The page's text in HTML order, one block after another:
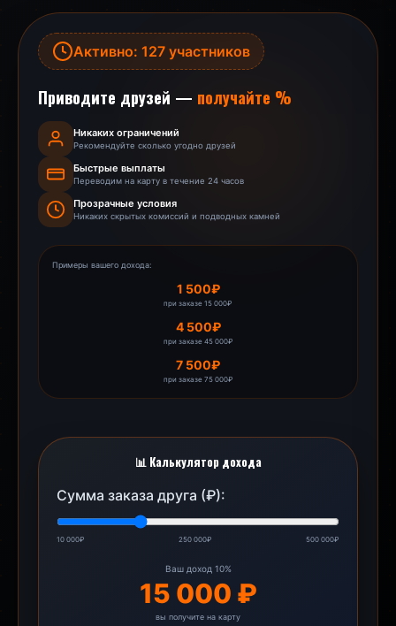
Активно: 127 участников
Приводите друзей — получайте %
Никаких ограничений
Рекомендуйте сколько угодно друзей
Быстрые выплаты
Переводим на карту в течение 24 часов
Прозрачные условия
Никаких скрытых комиссий и подводных камней
Примеры вашего дохода:
1 500₽
при заказе 15 000₽
4 500₽
при заказе 45 000₽
7 500₽
при заказе 75 000₽
📊 Калькулятор дохода
Сумма заказа друга (₽):
10 000₽ 250 000₽ 500 000₽
Ваш доход 10%
15 000 ₽
вы получите на карту